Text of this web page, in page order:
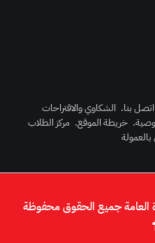
اتصل بنا. الشكاوي والاقتراحات
. خريطة الموقع. مركز الطلاب